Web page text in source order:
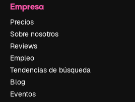
Empresa
Precios
Sobre nosotros
Reviews
Empleo
Tendencias de búsqueda
Blog
Eventos